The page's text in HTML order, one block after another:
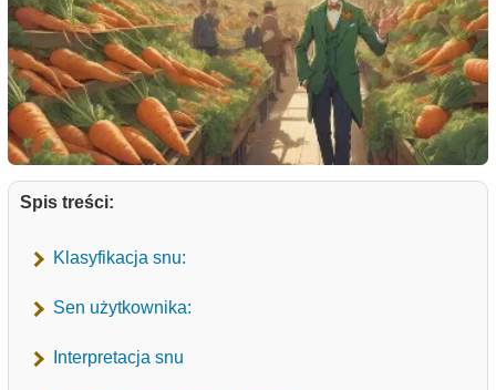
Spis treści:
Klasyfikacja snu:
Sen użytkownika:
Interpretacja snu